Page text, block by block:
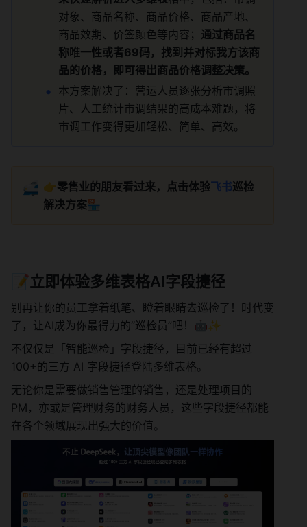
对象、商品名称、商品价格、商品产地、
商品效期、价签颜色等内容； 通过商品名
称唯一性或者69码，找到并对标我方该商
品的价格，即可得出商品价格调整决策。
本方案解决了：营运人员逐张分析市调照
片、人工统计市调结果的高成本难题，将
市调工作变得更加轻松、简单、高效。
🚅 👉零售业的朋友看过来，点击体验飞书巡检
解决方案🏪
📝立即体验多维表格AI字段捷径
别再让你的员工拿着纸笔、瞪着眼睛去巡检了！时代变
了，让AI成为你最得力的“巡检员”吧！🤖✨
不仅仅是「智能巡检」字段捷径，目前已经有超过
100+的三方 AI 字段捷径登陆多维表格。
无论你是需要做销售管理的销售，还是处理项目的
PM，亦或是管理财务的财务人员，这些字段捷径都能
在各个领域展现出强大的价值。